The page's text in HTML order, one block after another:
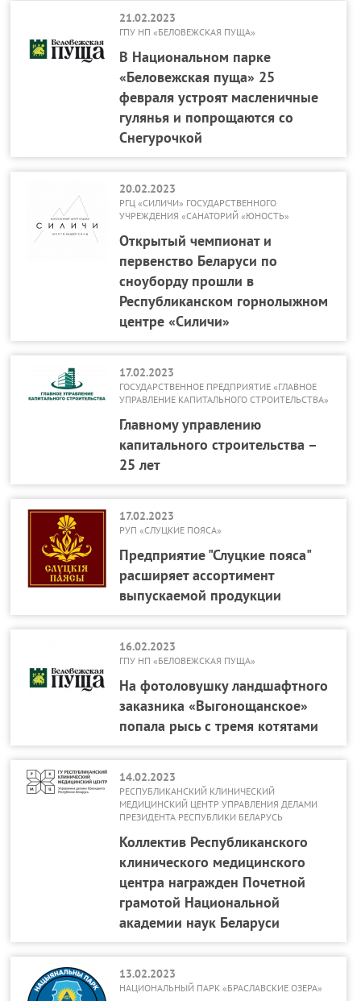
21.02.2023
ГПУ НП «БЕЛОВЕЖСКАЯ ПУЩА»
В Национальном парке
«Беловежская пуща» 25
февраля устроят масленичные
гулянья и попрощаются со
Снегурочкой
20.02.2023
РГЦ «СИЛИЧИ» ГОСУДАРСТВЕННОГО
УЧРЕЖДЕНИЯ «САНАТОРИЙ «ЮНОСТЬ»
Открытый чемпионат и
первенство Беларуси по
сноуборду прошли в
Республиканском горнолыжном
центре «Силичи»
17.02.2023
ГОСУДАРСТВЕННОЕ ПРЕДПРИЯТИЕ «ГЛАВНОЕ
УПРАВЛЕНИЕ КАПИТАЛЬНОГО СТРОИТЕЛЬСТВА»
Главному управлению
капитального строительства –
25 лет
17.02.2023
РУП «СЛУЦКИЕ ПОЯСА»
Предприятие "Слуцкие пояса"
расширяет ассортимент
выпускаемой продукции
16.02.2023
ГПУ НП «БЕЛОВЕЖСКАЯ ПУЩА»
На фотоловушку ландшафтного
заказника «Выгонощанское»
попала рысь с тремя котятами
14.02.2023
РЕСПУБЛИКАНСКИЙ КЛИНИЧЕСКИЙ
МЕДИЦИНСКИЙ ЦЕНТР УПРАВЛЕНИЯ ДЕЛАМИ
ПРЕЗИДЕНТА РЕСПУБЛИКИ БЕЛАРУСЬ
Коллектив Республиканского
клинического медицинского
центра награжден Почетной
грамотой Национальной
академии наук Беларуси
13.02.2023
НАЦИОНАЛЬНЫЙ ПАРК «БРАСЛАВСКИЕ ОЗЕРА»